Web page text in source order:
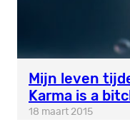
Mijn leven
Karma is a
18 maart 2015